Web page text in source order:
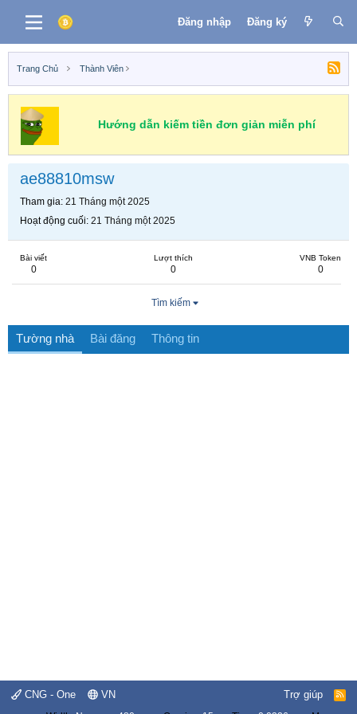
Đăng nhập Đăng ký
Trang Chủ Thành Viên
Hướng dẫn kiếm tiền đơn giản miễn phí
ae88810msw
Tham gia 21 Tháng một 2025
Hoạt động cuối 21 Tháng một 2025
Bài viết
0
Lượt thích
0
VNB Token
0
Tìm kiếm
Tường nhà Bài đăng Thông tin
CNG - One VN Trợ giúp
R